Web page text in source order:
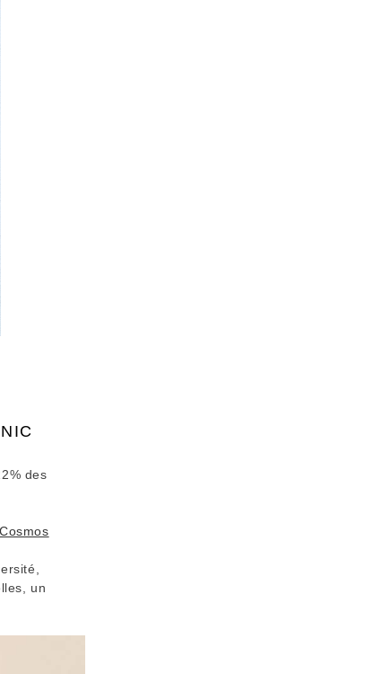
des
Cosmos
un